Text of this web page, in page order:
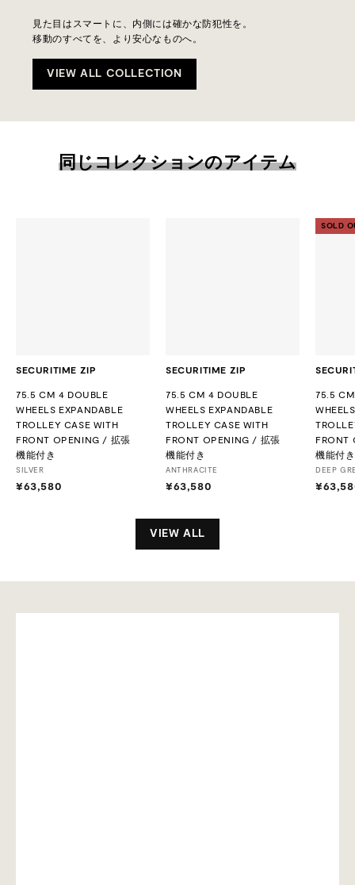
見た目はスマートに、内側には確かな防犯性を。
移動のすべてを、より安心なものへ。
VIEW ALL COLLECTION
同じコレクションのアイテム
SECURITIME ZIP
75.5 CM 4 DOUBLE
WHEELS EXPANDABLE
TROLLEY CASE WITH
FRONT OPENING / 拡張
機能付き
SILVER
¥63,580
SECURITIME ZIP
75.5 CM 4 DOUBLE
WHEELS EXPANDABLE
TROLLEY CASE WITH
FRONT OPENING / 拡張
機能付き
ANTHRACITE
¥63,580
3
5
SOLD
75.5
FRONT
機能付き
DEEP
VIEW ALL